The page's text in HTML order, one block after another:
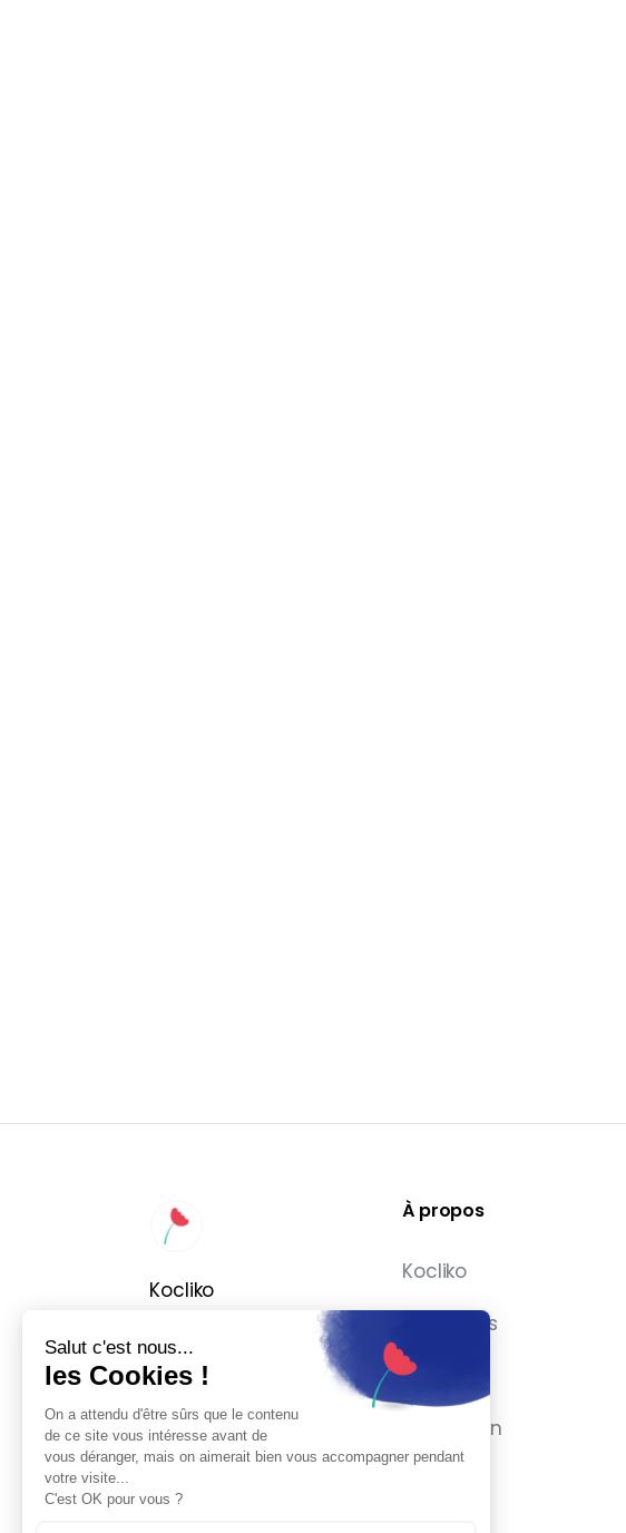
Salut c'est nous...
les Cookies !
On a attendu d'être sûrs que le contenu
de ce site vous intéresse avant de
vous déranger, mais on aimerait bien vous accompagner pendant
votre visite...
C'est OK pour vous ?
Kocliko
À propos
Kocliko
Actualités
Support
Connexion